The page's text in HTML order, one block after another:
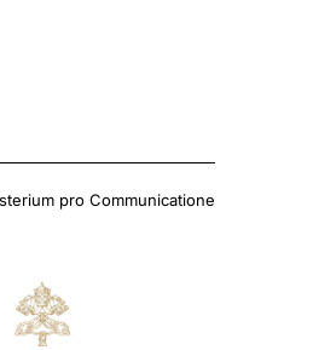
pro Communicatione